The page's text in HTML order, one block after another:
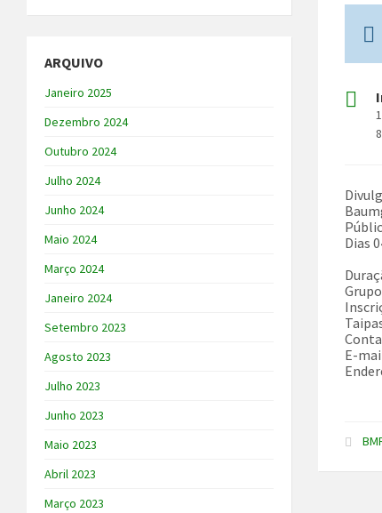
Dias
E-
ARQUIVO
Janeiro 2025
Dezembro 2024
Outubro 2024
Julho 2024
Junho 2024
Maio 2024
Março 2024
Janeiro 2024
Setembro 2023
Agosto 2023
Julho 2023
Junho 2023
Maio 2023
Abril 2023
Março 2023